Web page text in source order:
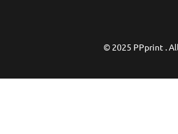
© 2025 PPprint .